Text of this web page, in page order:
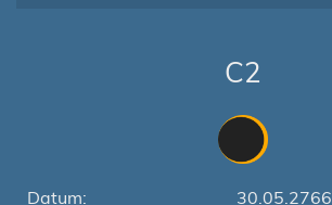
C2
Datum: 30.05.2766